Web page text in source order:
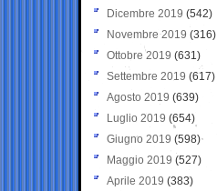
Dicembre 2019 (542)
Novembre 2019 (316)
Ottobre 2019 (631)
Settembre 2019 (617)
Agosto 2019 (639)
Luglio 2019 (654)
Giugno 2019 (598)
Maggio 2019 (527)
Aprile 2019 (383)